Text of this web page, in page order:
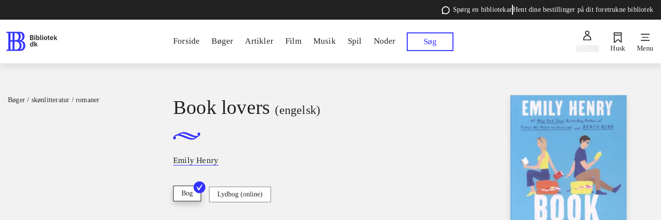
Spørg en bibliotekarHent dine bestillinger på dit foretrukne bibliotek
Forside Bøger Artikler Film Musik Spil Noder Søg
Husk Menu
Bøger / skønlitteratur / romaner Book lovers (engelsk)
Emily Henry
Bog Lydbog (online)